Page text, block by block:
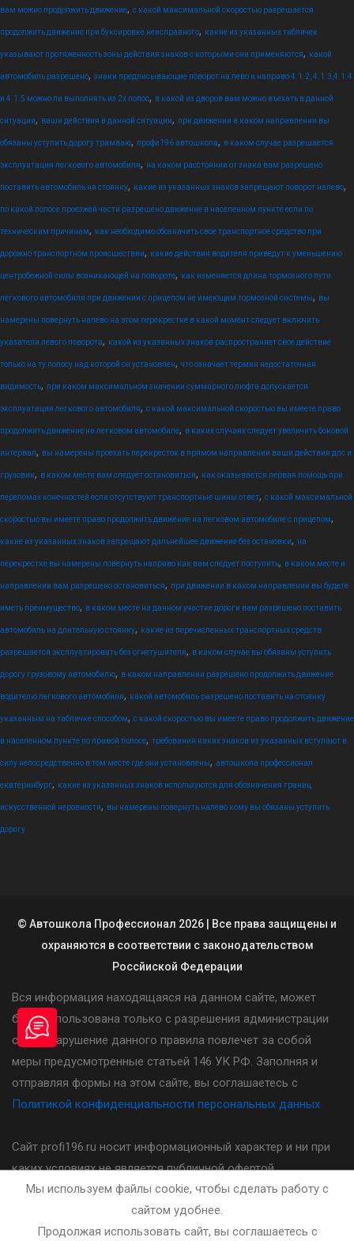
вам можно продолжить движение, с какой максимальной скоростью разрешается
продолжить движение при буксировке неисправного, какие из указанных табличек
указывают протяженность зоны действия знаков с которыми они применяются, какой
автомобиль разрешено, знаки предписывающие поворот на лево и направо 4.1.2, 4.1.3,4.1.4
и 4.1.5 можно ли выполнять из 2х полос, в какой из дворов вам можно въехать в данной
ситуации, ваши действия в данной ситуации, при движении в каком направлении вы
обязаны уступить дорогу трамваю, профи196 автошкола, в каком случае разрешается
эксплуатация легкового автомобиля, на каком расстоянии от знака вам разрешено
поставить автомобиль на стоянку, какие из указанных знаков запрещают поворот налево,
по какой полосе проезжей части разрешено движение в населенном пункте если по
техническим причинам, как необходимо обозначить свое транспортное средство при
дорожно транспортном происшествии, какие действия водителя приведут к уменьшению
центробежной силы возникающей на повороте, как изменяется длина тормозного пути
легкового автомобиля при движении с прицепом не имеющим тормозной системы, вы
намерены повернуть налево на этом перекрестке в какой момент следует включить
указатели левого поворота, какой из указанных знаков распространяет свое действие
только на ту полосу над которой он установлен, что означает термин недостаточная
видимость, при каком максимальном значении суммарного люфта допускается
эксплуатация легкового автомобиля, с какой максимальной скоростью вы имеете право
продолжить движение на легковом автомобиле, в каких случаях следует увеличить боковой
интервал, вы намерены проехать перекресток в прямом направлении ваши действия дпс и
грузовик, в каком месте вам следует остановиться, как оказывается первая помощь при
переломах конечностей если отсутствуют транспортные шины ответ, с какой максимальной
скоростью вы имеете право продолжить движение на легковом автомобиле с прицепом,
какие из указанных знаков запрещают дальнейшее движение без остановки, на
перекрестке вы намерены повернуть направо как вам следует поступить, в каком месте и
направлении вам разрешено остановиться, при движении в каком направлении вы будете
иметь преимущество, в каком месте на данном участке дороги вам разрешено поставить
автомобиль на длительную стоянку, какие из перечисленных транспортных средств
разрешается эксплуатировать без огнетушителя, в каком случае вы обязаны уступить
дорогу грузовому автомобилю, в каком направлении разрешено продолжить движение
водителю легкового автомобиля, какой автомобиль разрешено поставить на стоянку
указанным на табличке способом, с какой скоростью вы имеете право продолжить движение
в населенном пункте по правой полосе, требования каких знаков из указанных вступают в
силу непосредственно в том месте где они установлены, автошкола профессионал
екатеринбург, какие из указанных знаков используются для обозначения границ
искусственной неровности, вы намерены повернуть налево кому вы обязаны уступить
дорогу
© Автошкола Профессионал 2026 | Все права защищены и
охраняются в соответствии с законодательством
Россйиской Федерации
Вся информация находящаяся на данном сайте, может
быть использована только с разрешения администрации
сайта. Нарушение данного правила повлечет за собой
меры предусмотренные статьей 146 УК РФ. Заполняя и
отправляя формы на этом сайте, вы соглашаетесь с
Политикой конфиденциальности персональных данных
Сайт profi196.ru носит информационный характер и ни при
каких условиях не является публичной офертой,
определяемой положениями статьи 437(2) Гражданского
кодекса Российской Федерации. Стоимость, порядок и
другие условия предоставления услуг указанных на сайте
Мы используем файлы cookie, чтобы сделать работу с
сайтом удобнее.
Продолжая использовать сайт, вы соглашаетесь с